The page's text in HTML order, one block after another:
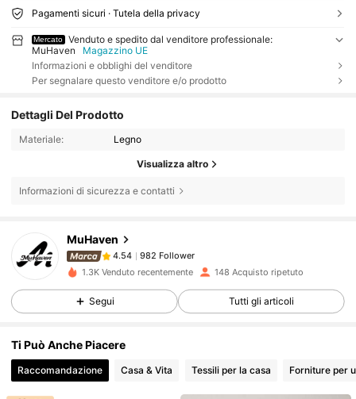
Pagamenti sicuri · Tutela della privacy
Mercato
Venduto e spedito dal venditore professionale:
MuHaven
Magazzino UE
Informazioni e obblighi del venditore
Per segnalare questo venditore e/o prodotto
Dettagli Del Prodotto
Materiale: Legno
Visualizza altro
Informazioni di sicurezza e contatti
MuHaven
4.54
982 Follower
r***9
segue 10 ore fa
4.54 982 Follower
4.54 982 Follower
1.3K Venduto recentemente 148 Acquisto ripetuto
Segui Tutti gli articoli
Ti Può Anche Piacere
Raccomandazione Casa & Vita Tessili per la casa Forniture per